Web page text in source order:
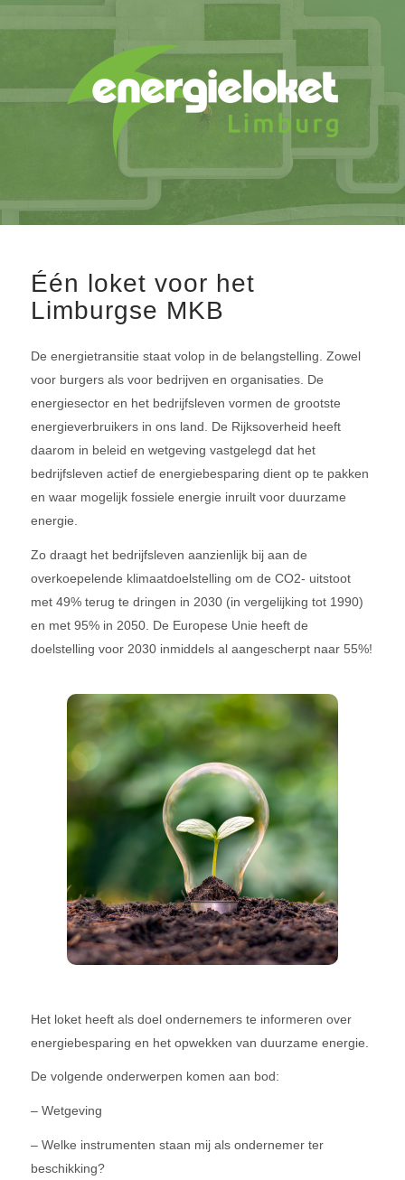
Één loket voor het
Limburgse MKB
De energietransitie staat volop in de belangstelling. Zowel
voor burgers als voor bedrijven en organisaties. De
energiesector en het bedrijfsleven vormen de grootste
energieverbruikers in ons land. De Rijksoverheid heeft
daarom in beleid en wetgeving vastgelegd dat het
bedrijfsleven actief de energiebesparing dient op te pakken
en waar mogelijk fossiele energie inruilt voor duurzame
energie.
Zo draagt het bedrijfsleven aanzienlijk bij aan de
overkoepelende klimaatdoelstelling om de CO2- uitstoot
met 49% terug te dringen in 2030 (in vergelijking tot 1990)
en met 95% in 2050. De Europese Unie heeft de
doelstelling voor 2030 inmiddels al aangescherpt naar 55%!
Het loket heeft als doel ondernemers te informeren over
energiebesparing en het opwekken van duurzame energie.
De volgende onderwerpen komen aan bod:
– Wetgeving
– Welke instrumenten staan mij als ondernemer ter
beschikking?